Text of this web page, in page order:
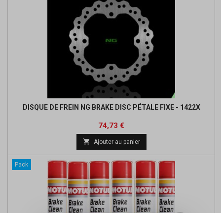
DISQUE DE FREIN NG BRAKE DISC PÉTALE FIXE - 1422X
Prix
74,73 €
base
 Ajouter au panier
Pack